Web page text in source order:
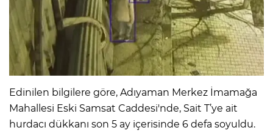
Edinilen bilgilere göre, Adıyaman Merkez İmamağa
Mahallesi Eski Samsat Caddesi'nde, Sait T’ye ait
hurdacı dükkanı son 5 ay içerisinde 6 defa soyuldu.